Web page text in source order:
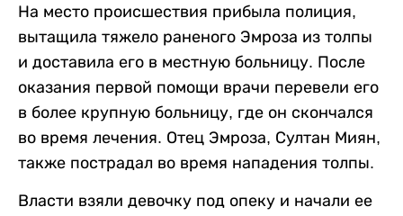
На место происшествия прибыла полиция,
вытащила тяжело раненого Эмроза из толпы
и доставила его в местную больницу. После
оказания первой помощи врачи перевели его
в более крупную больницу, где он скончался
во время лечения. Отец Эмроза, Султан Миян,
также пострадал во время нападения толпы.
Власти взяли девочку под опеку и начали ее